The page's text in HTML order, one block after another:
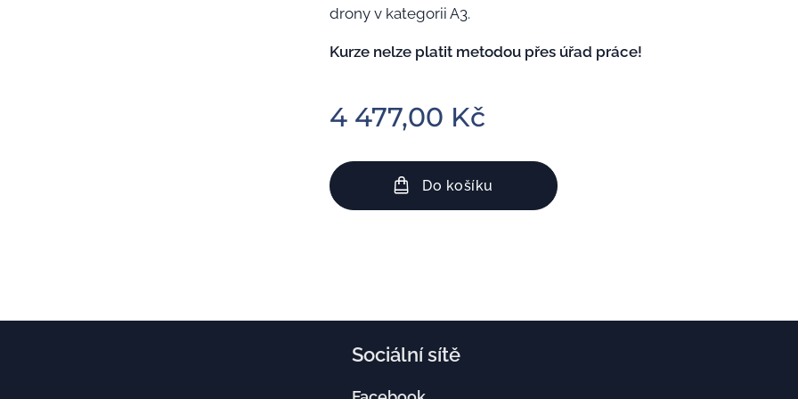
drony v kategorii A3.
Kurze nelze platit metodou přes úřad práce!
4 477,00 Kč
Do košíku
Sociální sítě